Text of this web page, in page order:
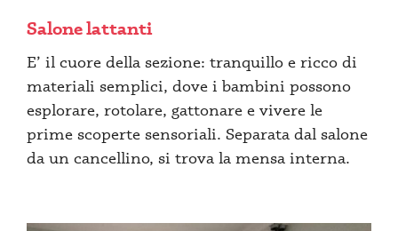
Salone lattanti
E’ il cuore della sezione: tranquillo e ricco di
materiali semplici, dove i bambini possono
esplorare, rotolare, gattonare e vivere le
prime scoperte sensoriali. Separata dal salone
da un cancellino, si trova la mensa interna.